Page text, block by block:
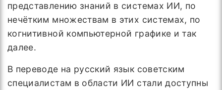
представлению знаний в системах ИИ, по
нечётким множествам в этих системах, по
когнитивной компьютерной графике и так
далее.
В переводе на русский язык советским
специалистам в области ИИ стали доступны